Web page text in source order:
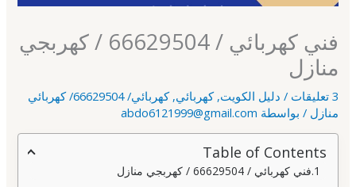
فني كهربائي / 66629504 / كهربجي
منازل
3 تعليقات / دليل الكويت,كهربائي,
كهربائي/ 66629504/ كهربائي
منازل / بواسطة abdo6121999@gmail.com
Table of Contents
فني كهربائي / 66629504 / كهربجي منازل